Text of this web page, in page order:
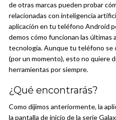
de otras marcas pueden probar
relacionadas con inteligencia
aplicación en tu teléfono Android
demos cómo funcionan las últimas
tecnología. Aunque tu teléfono se
(por un momento), esto no quiere
herramientas por siempre.
¿Qué encontrarás?
Como dijimos anteriormente, la
la pantalla de inicio de la serie